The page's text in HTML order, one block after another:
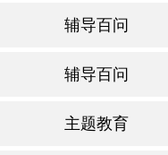
辅导百问
辅导百问
主题教育